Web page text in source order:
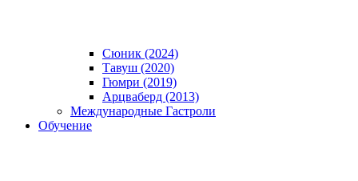
Сюник (2024)
Тавуш (2020)
Гюмри (2019)
Арцваберд (2013)
Международные Гастроли
Обучение